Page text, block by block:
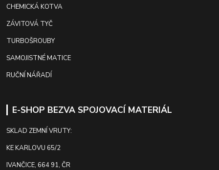
CHEMICKÁ KOTVA
ZÁVITOVÁ TYČ
TURBOŠROUBY
SAMOJISTNÉ MATICE
RUČNÍ NÁŘADÍ
E-SHOP BEZVA SPOJOVACÍ MATERIÁL
SKLAD ZEMNÍ VRUTY:
KE KARLOVU 65/2
IVANČICE, 664 91, ČR